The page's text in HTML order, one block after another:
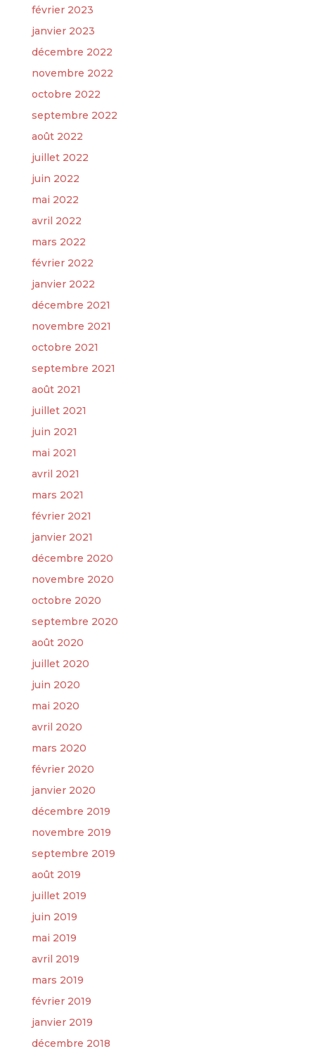
février 2023
janvier 2023
décembre 2022
novembre 2022
octobre 2022
septembre 2022
août 2022
juillet 2022
juin 2022
mai 2022
avril 2022
mars 2022
février 2022
janvier 2022
décembre 2021
novembre 2021
octobre 2021
septembre 2021
août 2021
juillet 2021
juin 2021
mai 2021
avril 2021
mars 2021
février 2021
janvier 2021
décembre 2020
novembre 2020
octobre 2020
septembre 2020
août 2020
juillet 2020
juin 2020
mai 2020
avril 2020
mars 2020
février 2020
janvier 2020
décembre 2019
novembre 2019
septembre 2019
août 2019
juillet 2019
juin 2019
mai 2019
avril 2019
mars 2019
février 2019
janvier 2019
décembre 2018